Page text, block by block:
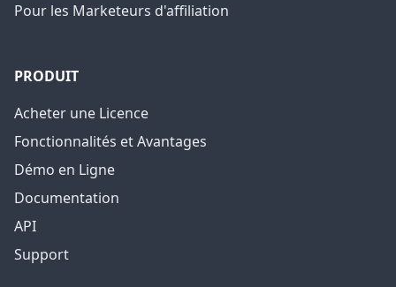
Pour les Marketeurs d'affiliation
PRODUIT
Acheter une Licence
Fonctionnalités et Avantages
Démo en Ligne
Documentation
API
Support